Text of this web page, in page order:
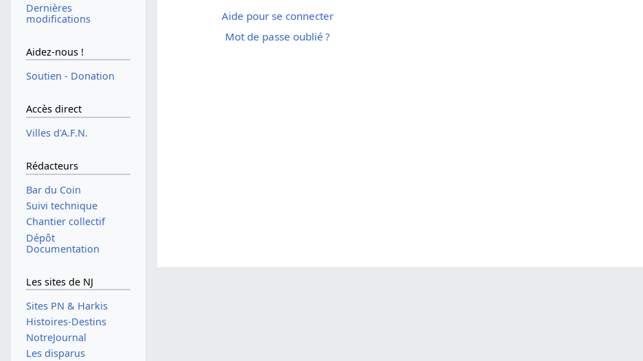
Aide pour se connecter
Mot de passe oublié ?
Dernières
modifications
Aidez-nous !
Soutien - Donation
Accès direct
Villes d'A.F.N.
Rédacteurs
Bar du Coin
Suivi technique
Chantier collectif
Dépôt
Documentation
Les sites de NJ
Sites PN & Harkis
Histoires-Destins
NotreJournal
Les disparus